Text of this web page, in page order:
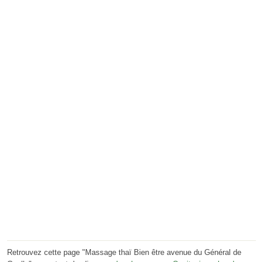
Retrouvez cette page "Massage thaï Bien être avenue du Général de